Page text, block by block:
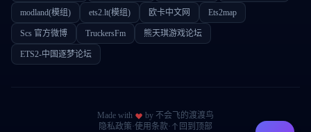
modland(模组) ets2.lt(模组) 欧卡中文网 Ets2map
Scs 官方微博 TruckersFm 熊天琪游戏论坛
ETS2-中国逐梦论坛
Made with
by 不会飞的渡渡鸟
隐私政策·使用条款· 回到顶部